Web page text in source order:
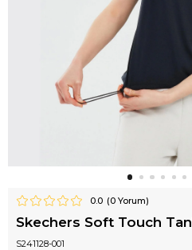
0.0 (0Yorum)
Skechers Soft Touch
S241128-001